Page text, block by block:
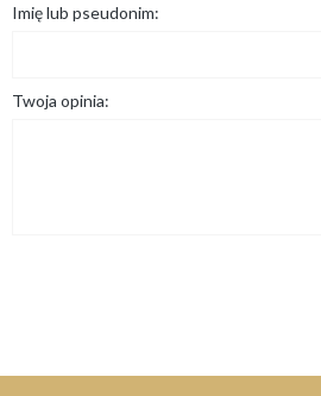
Imię lub pseudonim:
Twoja opinia: